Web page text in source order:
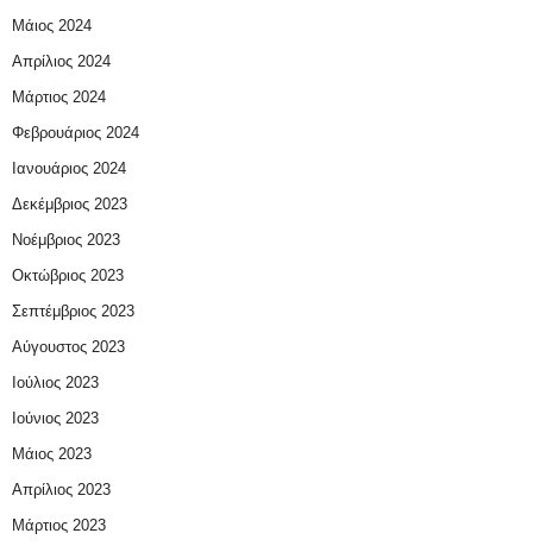
Μάιος 2024
Απρίλιος 2024
Μάρτιος 2024
Φεβρουάριος 2024
Ιανουάριος 2024
Δεκέμβριος 2023
Νοέμβριος 2023
Οκτώβριος 2023
Σεπτέμβριος 2023
Αύγουστος 2023
Ιούλιος 2023
Ιούνιος 2023
Μάιος 2023
Απρίλιος 2023
Μάρτιος 2023